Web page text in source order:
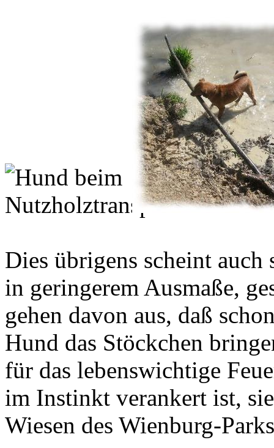
Dies übrigens scheint
in geringerem Ausmaße,
gehen davon aus, daß
Hund das Stöckchen
für das lebenswichtige
im Instinkt verankert ist,
Wiesen des Wienburg-